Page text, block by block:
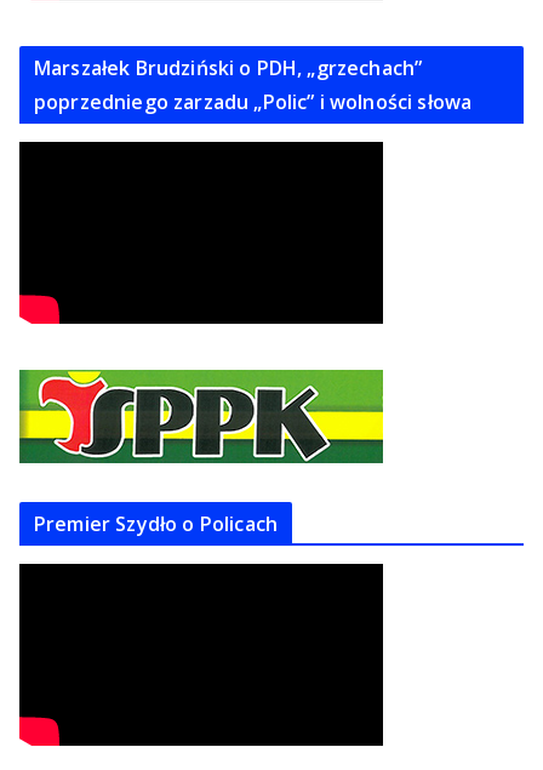
Marszałek Brudziński o PDH, „grzechach”
poprzedniego zarzadu „Polic” i wolności słowa
Premier Szydło o Policach